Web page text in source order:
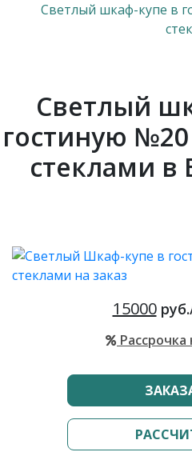
Светлый шкаф-купе в
Светлый
гостиную
стеклами в
15000
Рассрочка